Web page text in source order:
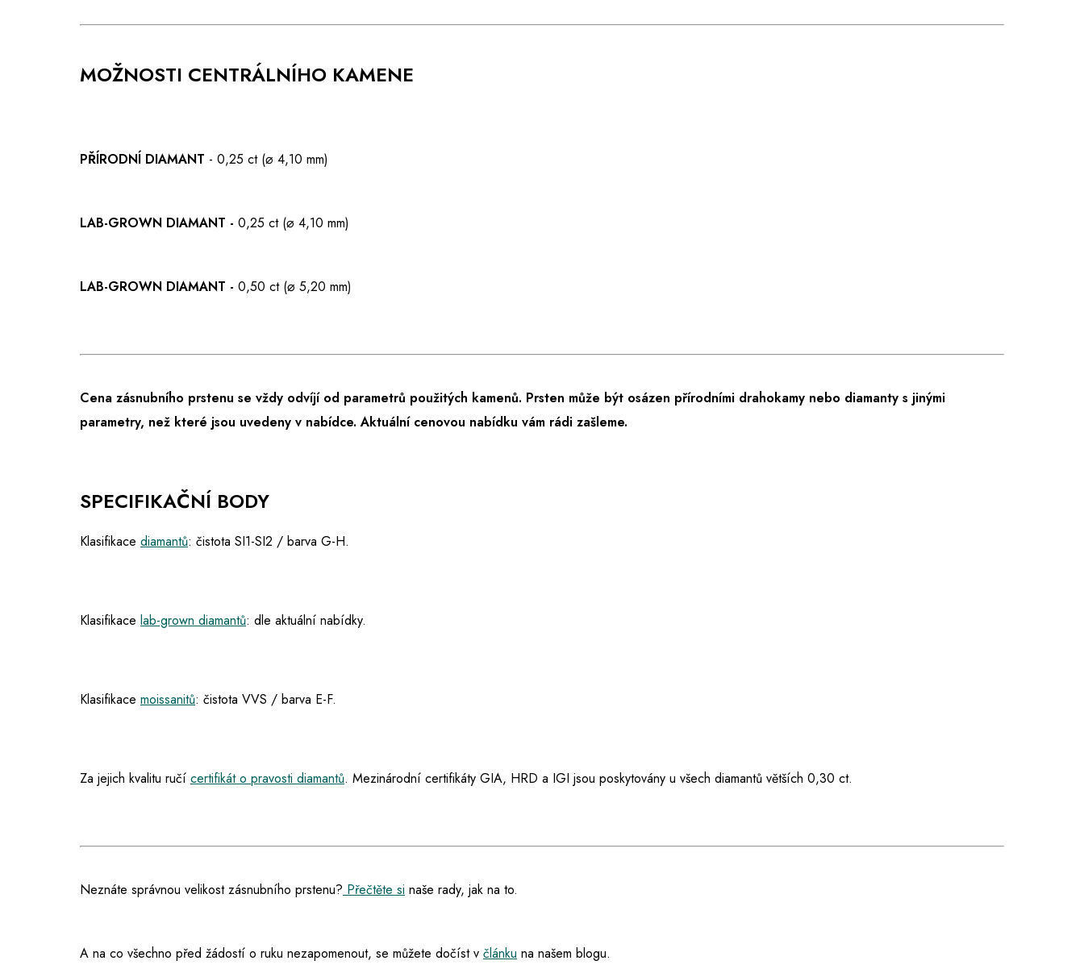
MOŽNOSTI CENTRÁLNÍHO KAMENE
PŘÍRODNÍ DIAMANT - 0,25 ct (⌀ 4,10 mm)
LAB-GROWN DIAMANT - 0,25 ct (⌀ 4,10 mm)
LAB-GROWN DIAMANT - 0,50 ct (⌀ 5,20 mm)
Cena zásnubního prstenu se vždy odvíjí od parametrů použitých kamenů. Prsten může být osázen přírodními drahokamy nebo diamanty s jinými
parametry, než které jsou uvedeny v nabídce.Aktuální cenovou nabídku vám rádi zašleme.
SPECIFIKAČNÍ BODY
Klasifikace diamantů: čistota SI1-SI2 / barva G-H.
Klasifikace lab-grown diamantů: dle aktuální nabídky.
Klasifikace moissanitů: čistota VVS / barva E-F.
Za jejich kvalitu ručí certifikát o pravosti diamantů. Mezinárodní certifikáty GIA, HRD a IGI jsou poskytovány u všech diamantů větších 0,30 ct.
Neznáte správnou velikost zásnubního prstenu? Přečtěte si naše rady, jak na to.
A na co všechno před žádostí o ruku nezapomenout, se můžete dočíst v článku na našem blogu.